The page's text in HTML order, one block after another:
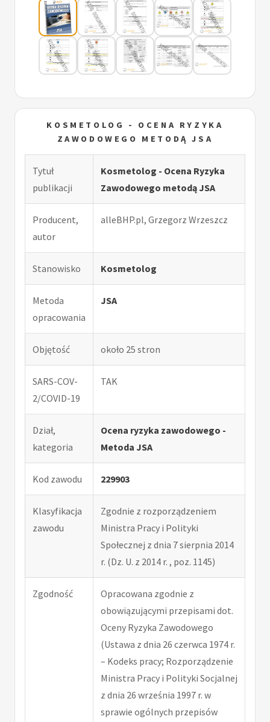
KOSMETOLOG - OCENA RYZYKA
ZAWODOWEGO METODĄ JSA
Tytuł
publikacji
Kosmetolog - Ocena Ryzyka
Zawodowego metodą JSA
Producent,
autor
alleBHP.pl, Grzegorz Wrzeszcz
Stanowisko Kosmetolog
Metoda
opracowania
JSA
Objętość około 25 stron
SARS-COV-
2/COVID-19
TAK
Dział,
kategoria
Ocena ryzyka zawodowego -
Metoda JSA
Kod zawodu 229903
Klasyfikacja
zawodu
Zgodnie z rozporządzeniem
Ministra Pracy i Polityki
Społecznej z dnia 7 sierpnia 2014
r. (Dz. U. z 2014 r. , poz. 1145)
Zgodność
Opracowana zgodnie z
obowiązującymi przepisami dot.
Oceny Ryzyka Zawodowego
(Ustawa z dnia 26 czerwca 1974 r.
– Kodeks pracy; Rozporządzenie
Ministra Pracy i Polityki Socjalnej
z dnia 26 września 1997 r. w
sprawie ogólnych przepisów